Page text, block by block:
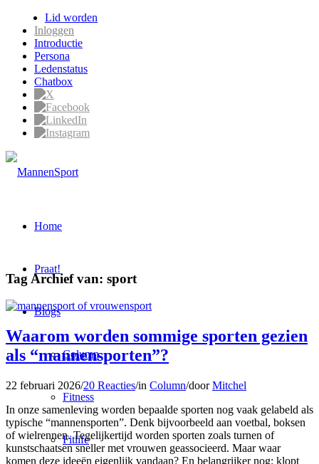
Lid worden
Inloggen
Introductie
Persona
Ledenstatus
Chatbox
Home
Praat!
Blogs
Column
Fitness
Fitlife
Tag Archief van: sport
Waarom worden sommige sporten gezien
als “mannensporten”?
22 februari 2026/20 Reacties/in Column/doorMitchel
In onze samenleving worden bepaalde sporten nog vaak gelabeld als
typische “mannensporten”. Denk bijvoorbeeld aan voetbal, boksen
of wielrennen. Tegelijkertijd worden sporten zoals turnen of
kunstschaatsen sneller met vrouwen geassocieerd. Maar waar
komen deze ideeën eigenlijk vandaan? En belangrijker nog: klopt